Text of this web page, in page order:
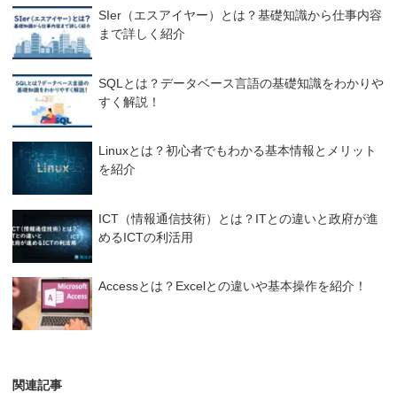
SIer（エスアイヤー）とは？基礎知識から仕事内容
まで詳しく紹介
SQLとは？データベース言語の基礎知識をわかりや
すく解説！
Linuxとは？初心者でもわかる基本情報とメリット
を紹介
ICT（情報通信技術）とは？ITとの違いと政府が進
めるICTの利活用
Accessとは？Excelとの違いや基本操作を紹介！
関連記事